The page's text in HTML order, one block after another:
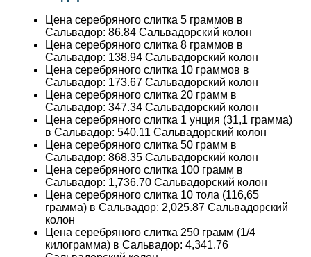
Цена серебряного слитка 5 граммов в
Сальвадор: 86.84 Сальвадорский колон
Цена серебряного слитка 8 граммов в
Сальвадор: 138.94 Сальвадорский колон
Цена серебряного слитка 10 граммов в
Сальвадор: 173.67 Сальвадорский колон
Цена серебряного слитка 20 грамм в
Сальвадор: 347.34 Сальвадорский колон
Цена серебряного слитка 1 унция (31,1 грамма)
в Сальвадор: 540.11 Сальвадорский колон
Цена серебряного слитка 50 грамм в
Сальвадор: 868.35 Сальвадорский колон
Цена серебряного слитка 100 грамм в
Сальвадор: 1,736.70 Сальвадорский колон
Цена серебряного слитка 10 тола (116,65
грамма) в Сальвадор: 2,025.87 Сальвадорский
колон
Цена серебряного слитка 250 грамм (1/4
килограмма) в Сальвадор: 4,341.76